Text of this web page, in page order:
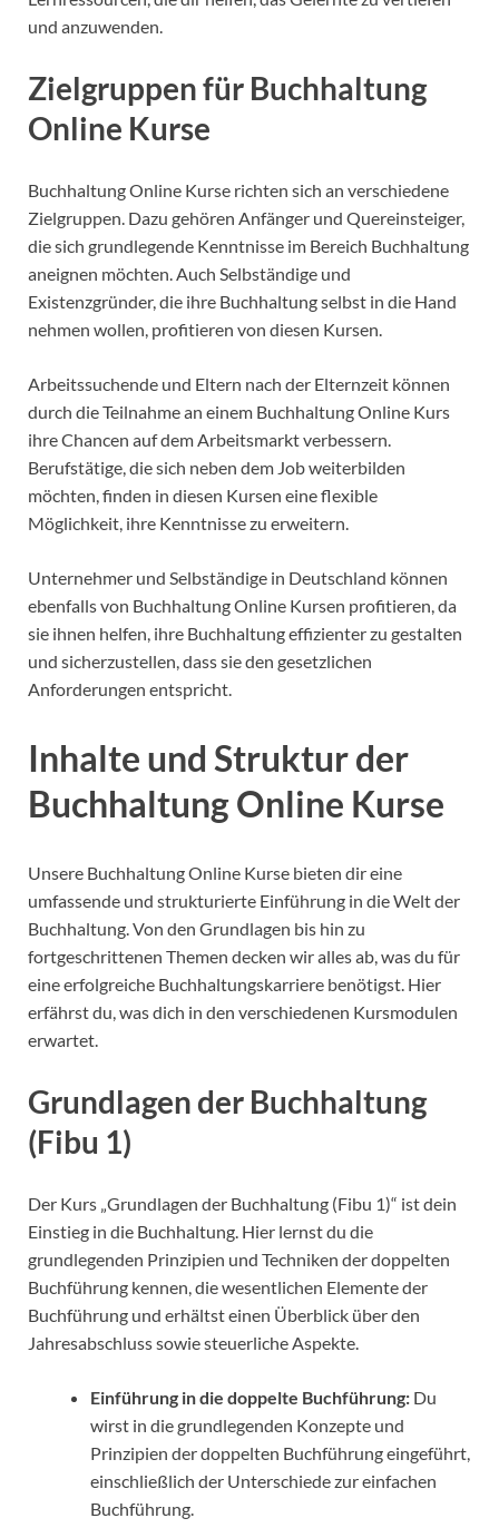
und anzuwenden.
Zielgruppen für Buchhaltung
Online Kurse
Buchhaltung Online Kurse richten sich an verschiedene
Zielgruppen. Dazu gehören Anfänger und Quereinsteiger,
die sich grundlegende Kenntnisse im Bereich Buchhaltung
aneignen möchten. Auch Selbständige und
Existenzgründer, die ihre Buchhaltung selbst in die Hand
nehmen wollen, profitieren von diesen Kursen.
Arbeitssuchende und Eltern nach der Elternzeit können
durch die Teilnahme an einem Buchhaltung Online Kurs
ihre Chancen auf dem Arbeitsmarkt verbessern.
Berufstätige, die sich neben dem Job weiterbilden
möchten, finden in diesen Kursen eine flexible
Möglichkeit, ihre Kenntnisse zu erweitern.
Unternehmer und Selbständige in Deutschland können
ebenfalls von Buchhaltung Online Kursen profitieren, da
sie ihnen helfen, ihre Buchhaltung effizienter zu gestalten
und sicherzustellen, dass sie den gesetzlichen
Anforderungen entspricht.
Inhalte und Struktur der
Buchhaltung Online Kurse
Unsere Buchhaltung Online Kurse bieten dir eine
umfassende und strukturierte Einführung in die Welt der
Buchhaltung. Von den Grundlagen bis hin zu
fortgeschrittenen Themen decken wir alles ab, was du für
eine erfolgreiche Buchhaltungskarriere benötigst. Hier
erfährst du, was dich in den verschiedenen Kursmodulen
erwartet.
Grundlagen der Buchhaltung
(Fibu 1)
Der Kurs „Grundlagen der Buchhaltung (Fibu 1)“ ist dein
Einstieg in die Buchhaltung. Hier lernst du die
grundlegenden Prinzipien und Techniken der doppelten
Buchführung kennen, die wesentlichen Elemente der
Buchführung und erhältst einen Überblick über den
Jahresabschluss sowie steuerliche Aspekte.
Einführung in die doppelte Buchführung: Du
wirst in die grundlegenden Konzepte und
Prinzipien der doppelten Buchführung eingeführt,
einschließlich der Unterschiede zur einfachen
Buchführung.